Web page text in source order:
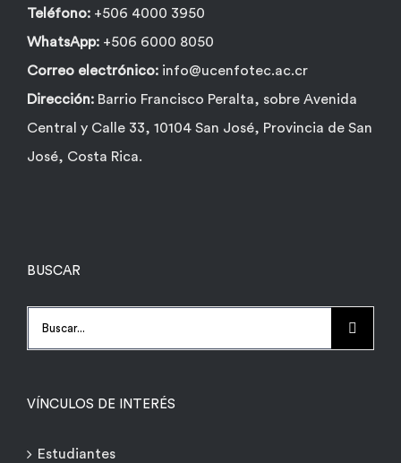
Teléfono: +506 4000 3950
WhatsApp: +506 6000 8050
Correo electrónico: info@ucenfotec.ac.cr
Dirección: Barrio Francisco Peralta, sobre Avenida
Central y Calle 33, 10104 San José, Provincia de San
José, Costa Rica.
BUSCAR
Buscar:
VÍNCULOS DE INTERÉS
Estudiantes